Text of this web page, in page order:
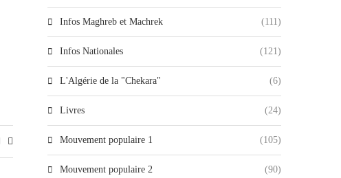
Infos Maghreb et Machrek (111)
Infos Nationales (121)
L'Algérie de la "Chekara" (6)
Livres (24)
Mouvement populaire 1 (105)
Mouvement populaire 2 (90)